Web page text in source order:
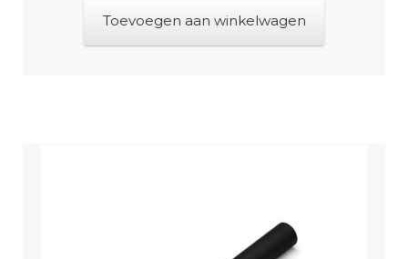
Toevoegen aan winkelwagen